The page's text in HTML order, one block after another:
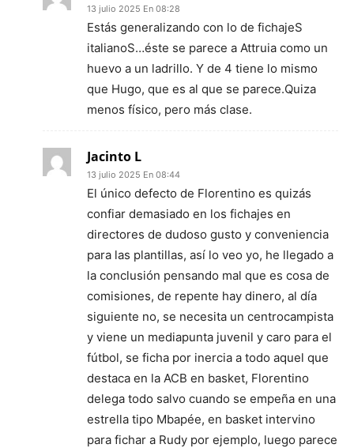
13 julio 2025 En 08:28
Estás generalizando con lo de fichajeS
italianoS…éste se parece a Attruia como un
huevo a un ladrillo. Y de 4 tiene lo mismo
que Hugo, que es al que se parece.Quiza
menos físico, pero más clase.
Jacinto L
13 julio 2025 En 08:44
El único defecto de Florentino es quizás
confiar demasiado en los fichajes en
directores de dudoso gusto y conveniencia
para las plantillas, así lo veo yo, he llegado a
la conclusión pensando mal que es cosa de
comisiones, de repente hay dinero, al día
siguiente no, se necesita un centrocampista
y viene un mediapunta juvenil y caro para el
fútbol, se ficha por inercia a todo aquel que
destaca en la ACB en basket, Florentino
delega todo salvo cuando se empeña en una
estrella tipo Mbapée, en basket intervino
para fichar a Rudy por ejemplo, luego parece